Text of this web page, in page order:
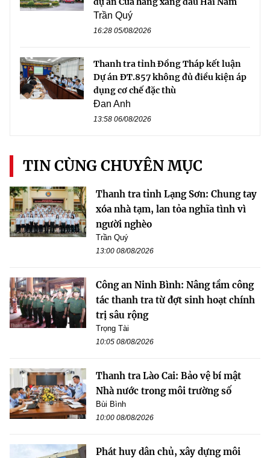
Trần Quý
16:28 05/08/2026
Thanh tra tỉnh Đồng Tháp kết luận
Dự án ĐT.857 không đủ điều kiện áp
dụng cơ chế đặc thù
Đan Anh
13:58 06/08/2026
TIN CÙNG CHUYÊN MỤC
Thanh tra tỉnh Lạng Sơn: Chung tay
xóa nhà tạm, lan tỏa nghĩa tình vì
người nghèo
Trần Quý
13:00 08/08/2026
Công an Ninh Bình: Nâng tầm công
tác thanh tra từ đợt sinh hoạt chính
trị sâu rộng
Trọng Tài
10:05 08/08/2026
Thanh tra Lào Cai: Bảo vệ bí mật
Nhà nước trong môi trường số
Bùi Bình
10:00 08/08/2026
Phát huy dân chủ, xây dựng môi